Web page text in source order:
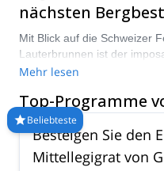
nächsten
Mit Blick auf die Schweizer
Lauterbrunnen ist der
Berner Alpen und liegt in
berühmtesten Gipfel der
Jungfrau. Seine 1.800
– bekannt als Nordwand –
und gilt unter Bergsteigern
Wählen Sie eine unserer
Eiger-Gipfel in Begleitung
Mehr lesen
Top-Programme
Beliebteste
Besteigen Sie den
Mittellegigrat von